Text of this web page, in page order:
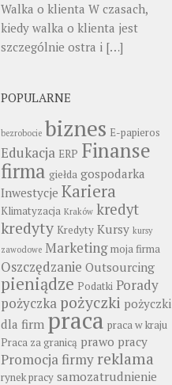
Walka o klienta W czasach,
kiedy walka o klienta jest
szczególnie ostra i […]
POPULARNE
bezrobocie biznes E-papieros
Edukacja ERP Finanse
firma giełda gospodarka
Inwestycje Kariera
Klimatyzacja Kraków kredyt
kredyty Kredyty Kursy kursy
zawodowe Marketing moja firma
Oszczędzanie Outsourcing
pieniądze Podatki Porady
pożyczka pożyczki pożyczki
dla firm praca praca w kraju
Praca za granicą prawo pracy
Promocja firmy reklama
rynek pracy samozatrudnienie